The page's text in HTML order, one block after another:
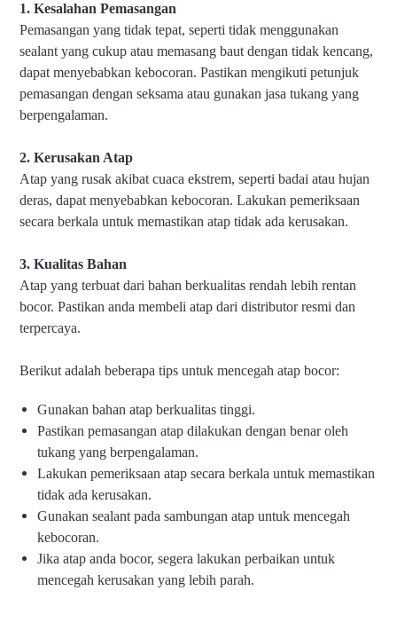
1. Kesalahan Pemasangan
Pemasangan yang tidak tepat, seperti tidak menggunakan
sealant yang cukup atau memasang baut dengan tidak kencang,
dapat menyebabkan kebocoran. Pastikan mengikuti petunjuk
pemasangan dengan seksama atau gunakan jasa tukang yang
berpengalaman.
2. Kerusakan Atap
Atap yang rusak akibat cuaca ekstrem, seperti badai atau hujan
deras, dapat menyebabkan kebocoran. Lakukan pemeriksaan
secara berkala untuk memastikan atap tidak ada kerusakan.
3. Kualitas Bahan
Atap yang terbuat dari bahan berkualitas rendah lebih rentan
bocor. Pastikan anda membeli atap dari distributor resmi dan
terpercaya.
Berikut adalah beberapa tips untuk mencegah atap bocor:
Gunakan bahan atap berkualitas tinggi.
Pastikan pemasangan atap dilakukan dengan benar oleh
tukang yang berpengalaman.
Lakukan pemeriksaan atap secara berkala untuk memastikan
tidak ada kerusakan.
Gunakan sealant pada sambungan atap untuk mencegah
kebocoran.
Jika atap anda bocor, segera lakukan perbaikan untuk
mencegah kerusakan yang lebih parah.